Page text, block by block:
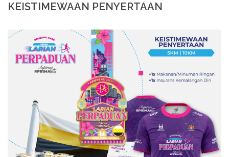
KEISTIMEWAAN PENYERTAAN